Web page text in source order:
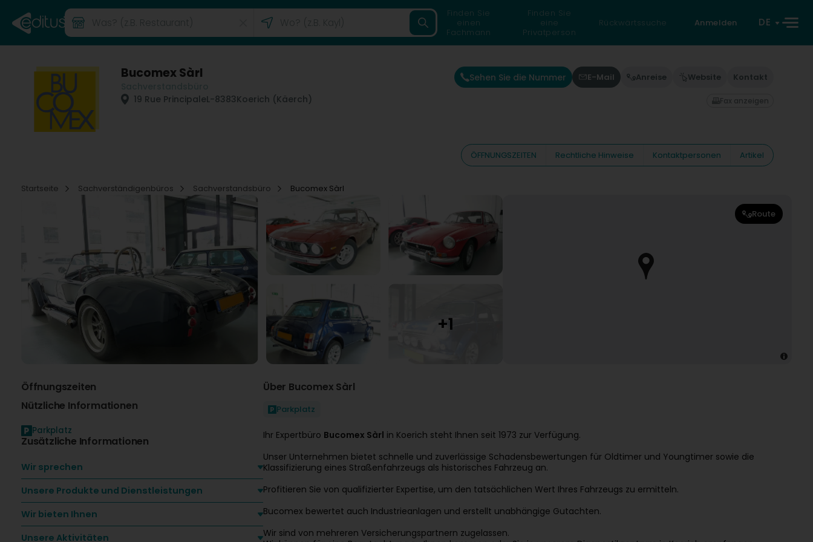
Finden Sie
einen
Fachmann
Finden Sie
eine
Privatperson
Rückwärtssuche Anmelden DE
Bucomex Sàrl
19 Rue PrincipaleL-8383Koerich (Käerch)
Sehen Sie die Nummer E-Mail Anreise Website Kontakt
Fax anzeigen
ÖFFNUNGSZEITEN Rechtliche Hinweise Kontaktpersonen Artikel
Startseite Sachverständigenbüros Sachverstandsbüro Bucomex Sàrl
Route
Öffnungszeiten
Nützliche Informationen
Parkplatz
Zusätzliche Informationen
Wir sprechen
Unsere Produkte und Dienstleistungen
Wir bieten Ihnen
Unsere Aktivitäten
Über Bucomex Sàrl
Parkplatz
Ihr Expertbüro Bucomex Sàrl in Koerich steht Ihnen seit 1973 zur Verfügung.
Unser Unternehmen bietet schnelle und zuverlässige Schadensbewertungen für Oldtimer und Youngtimer sowie die
Klassifizierung eines Straßenfahrzeugs als historisches Fahrzeug an.
Profitieren Sie von qualifizierter Expertise, um den tatsächlichen Wert Ihres Fahrzeugs zu ermitteln.
Bucomex bewertet auch Industrieanlagen und erstellt unabhängige Gutachten.
Wir sind von mehreren Versicherungspartnern zugelassen.